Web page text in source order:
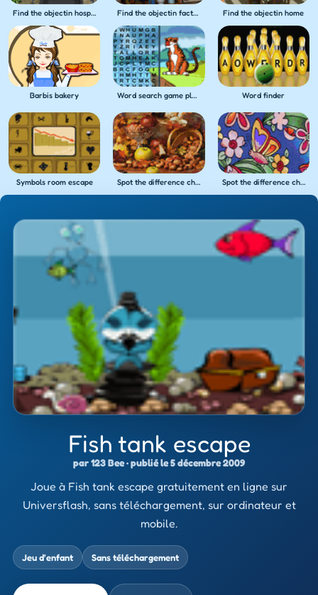
Fish tank escape
par 123 Bee · publié le 5 décembre 2009
Joue à Fish tank escape gratuitement en ligne sur
Universflash, sans téléchargement, sur ordinateur et
mobile.
Jeu d’enfant Sans téléchargement
Find the objectin hospital Find the objectin factory Find the objectin home
Barbis bakery Word search game play 9 Word finder
Symbols room escape Spot the difference challenge 15 Spot the difference challenge 14